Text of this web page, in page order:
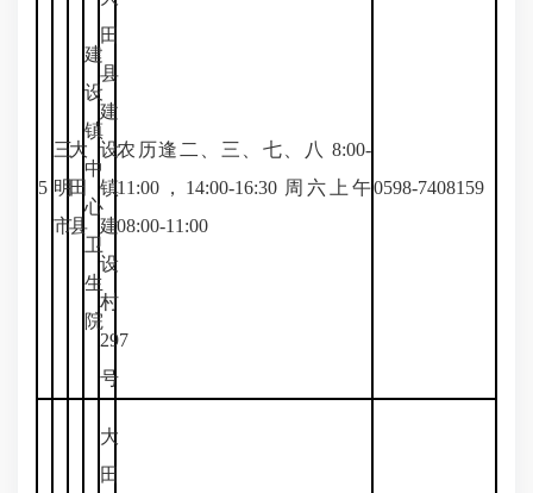
5
三
明
市
大
田
县
建
设
镇
中
心
卫
生
院
田
县
建
设
镇
建
设
村
297
号
农历逢二、三、七、八 8:00-
11:00，14:00-16:30 周六上午
08:00-11:00
0598-7408159
大
田